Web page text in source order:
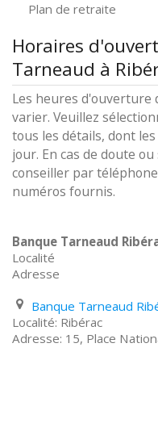
Plan de retraite
Horaires
Tarneaud à
Les heures d'ouverture
varier. Veuillez
tous les détails, dont
jour. En cas de doute
conseiller par
numéros fournis.
Banque Tarneaud
Localité
Adresse
Ribérac
15, Place